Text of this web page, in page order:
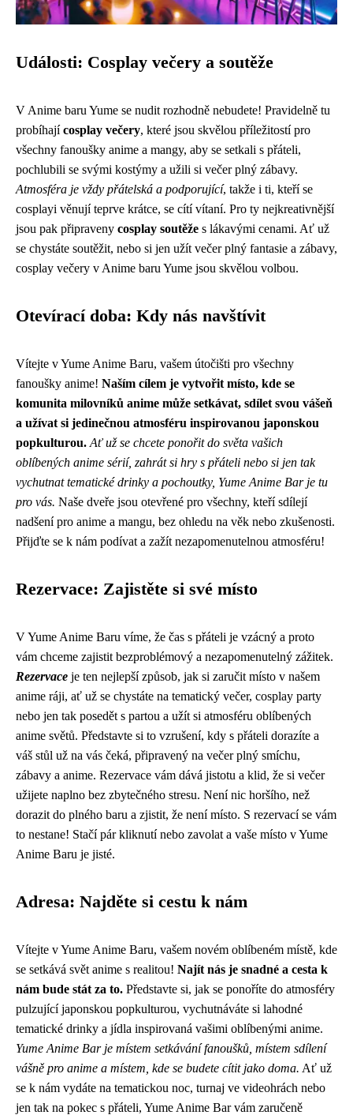
Události: Cosplay večery a soutěže
V Anime baru Yume se nudit rozhodně nebudete! Pravidelně tu
probíhajícosplay večery, které jsou skvělou příležitostí pro
všechny fanoušky anime a mangy, aby se setkali s přáteli,
pochlubili se svými kostýmy a užili si večer plný zábavy.
Atmosféra je vždy přátelská a podporující, takže i ti, kteří se
cosplayi věnují teprve krátce, se cítí vítaní. Pro ty nejkreativnější
jsou pak připraveny cosplay soutěže s lákavými cenami. Ať už
se chystáte soutěžit, nebo si jen užít večer plný fantasie a zábavy,
cosplay večery v Anime baru Yume jsou skvělou volbou.
Otevírací doba: Kdy nás navštívit
Vítejte v Yume Anime Baru, vašem útočišti pro všechny
fanoušky anime! Naším cílem je vytvořit místo, kde se
komunita milovníků anime může setkávat, sdílet svou vášeň
a užívat si jedinečnou atmosféru inspirovanou japonskou
popkulturou. Ať už se chcete ponořit do světa vašich
oblíbených anime sérií, zahrát si hry s přáteli nebo si jen tak
vychutnat tematické drinky a pochoutky, Yume Anime Bar je tu
pro vás. Naše dveře jsou otevřené pro všechny, kteří sdílejí
nadšení pro anime a mangu, bez ohledu na věk nebo zkušenosti.
Přijďte se k nám podívat a zažít nezapomenutelnou atmosféru!
Rezervace: Zajistěte si své místo
V Yume Anime Baru víme, že čas s přáteli je vzácný a proto
vám chceme zajistit bezproblémový a nezapomenutelný zážitek.
Rezervace je ten nejlepší způsob, jak si zaručit místo v našem
anime ráji, ať už se chystáte na tematický večer, cosplay party
nebo jen tak posedět s partou a užít si atmosféru oblíbených
anime světů. Představte si to vzrušení, kdy s přáteli dorazíte a
váš stůl už na vás čeká, připravený na večer plný smíchu,
zábavy a anime. Rezervace vám dává jistotu a klid, že si večer
užijete naplno bez zbytečného stresu. Není nic horšího, než
dorazit do plného baru a zjistit, že není místo. S rezervací se vám
to nestane! Stačí pár kliknutí nebo zavolat a vaše místo v Yume
Anime Baru je jisté.
Adresa: Najděte si cestu k nám
Vítejte v Yume Anime Baru, vašem novém oblíbeném místě, kde
se setkává svět anime s realitou! Najít nás je snadné a cesta k
nám bude stát za to. Představte si, jak se ponoříte do atmosféry
pulzující japonskou popkulturou, vychutnáváte si lahodné
tematické drinky a jídla inspirovaná vašimi oblíbenými anime.
Yume Anime Bar je místem setkávání fanoušků, místem sdílení
vášně pro anime a místem, kde se budete cítit jako doma. Ať už
se k nám vydáte na tematickou noc, turnaj ve videohrách nebo
jen tak na pokec s přáteli, Yume Anime Bar vám zaručeně